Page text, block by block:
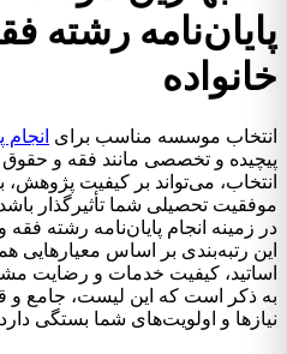
پایان‌نامه رشته
خانواده
انتخاب موسسه مناسب برای انجام
پیچیده و تخصصی مانند فقه و حقوق
انتخاب، می‌تواند بر کیفیت پژوهش،
در زمینه انجام پایان‌نامه رشته
این رتبه‌بندی بر اساس
اساتید، کیفیت خدمات و رضایت
به ذکر است که این لیست، جامع و
نیازها و اولویت‌های شما بستگی